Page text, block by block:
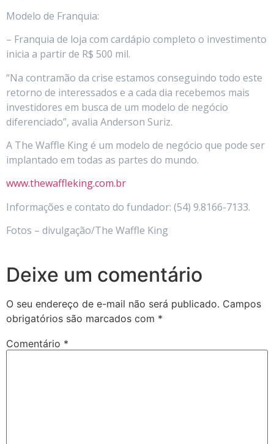
Modelo de Franquia:
– Franquia de loja com cardápio completo o investimento
inicia a partir de R$ 500 mil.
“Na contramão da crise estamos conseguindo todo este
retorno de interessados e a cada dia recebemos mais
investidores em busca de um modelo de negócio
diferenciado”, avalia Anderson Suriz.
A The Waffle King é um modelo de negócio que pode ser
implantado em todas as partes do mundo.
www.thewaffleking.com.br
Informações e contato do fundador: (54) 9.8166-7133.
Fotos – divulgação/The Waffle King
Deixe um comentário
O seu endereço de e-mail não será publicado. Campos
obrigatórios são marcados com *
Comentário *